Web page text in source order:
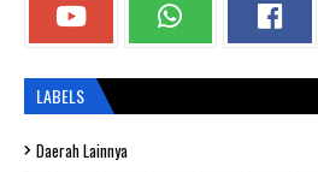
LABELS
Daerah Lainnya